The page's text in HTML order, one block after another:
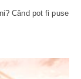
Când pot fi puse